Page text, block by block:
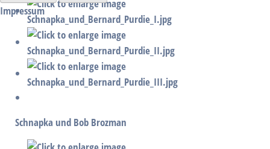
Schnapka und Bob Brozman
Impressum